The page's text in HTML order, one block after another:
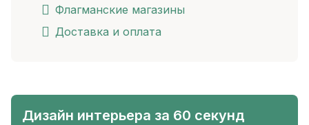
Флагманские магазины
Доставка и оплата
Дизайн интерьера за 60 секунд